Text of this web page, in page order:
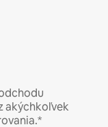
akýchkoľvek